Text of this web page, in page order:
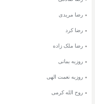
رضا مریدی
رضا کرد
رضا ملک زاده
روزبه بمانی
روزبه نعمت الهی
روح الله کرمی